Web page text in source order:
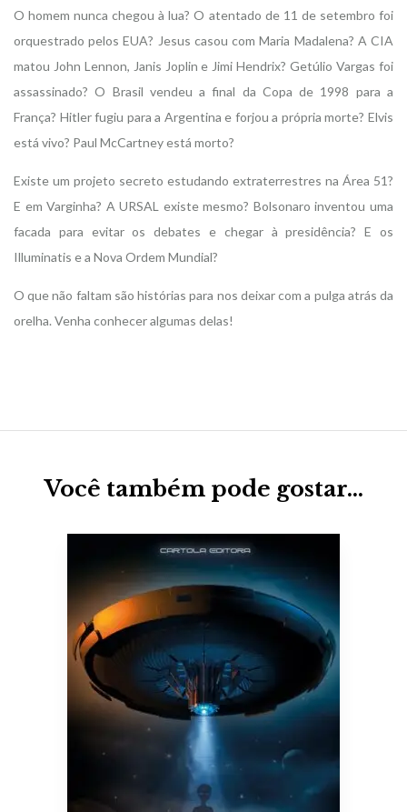
O homem nunca chegou à lua? O atentado de 11 de setembro foi
orquestrado pelos EUA? Jesus casou com Maria Madalena? A CIA
matou John Lennon, Janis Joplin e Jimi Hendrix? Getúlio Vargas foi
assassinado? O Brasil vendeu a final da Copa de 1998 para a
França? Hitler fugiu para a Argentina e forjou a própria morte? Elvis
está vivo? Paul McCartney está morto?
Existe um projeto secreto estudando extraterrestres na Área 51?
E em Varginha? A URSAL existe mesmo? Bolsonaro inventou uma
facada para evitar os debates e chegar à presidência? E os
Illuminatis e a Nova Ordem Mundial?
O que não faltam são histórias para nos deixar com a pulga atrás da
orelha. Venha conhecer algumas delas!
Você também pode gostar…